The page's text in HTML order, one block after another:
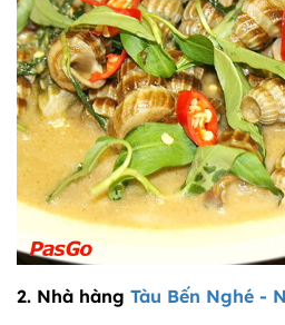
2. Nhà hàng Tàu Bến Nghé -